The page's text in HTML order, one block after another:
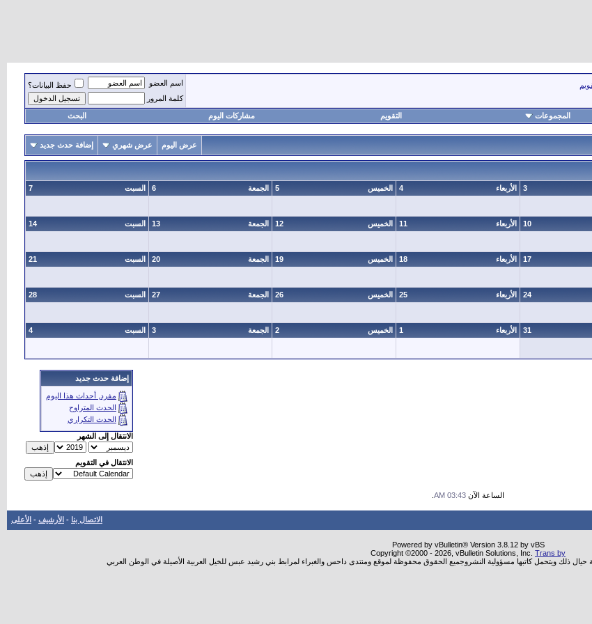
اسم العضو
حفظ البيانات؟
كلمة المرور
المجموعات التقويم مشاركات اليوم البحث
عرض اليوم عرض شهري إضافة حدث جديد
3
4 الأربعاء 5 الخميس 6 الجمعة 7 السبت
10
11 الأربعاء 12 الخميس 13 الجمعة 14 السبت
17
18 الأربعاء 19 الخميس 20 الجمعة 21 السبت
24
25 الأربعاء 26 الخميس 27 الجمعة 28 السبت
31
1 الأربعاء 2 الخميس 3 الجمعة 4 السبت
إضافة حدث جديد
مفرد, أحداث هذا اليوم
الحدث المتراوح
الحدث التكراري
الانتقال إلى الشهر
الانتقال في التقويم
الساعة الآن 03:43 AM
الاتصال بنا - الأرشيف - الأعلى
Powered by vBulletin® Version 3.8.12 by vBS
Copyright ©2000 - 2026, vBulletin Solutions, Inc. Trans by
حيال ذلك ويتحمل كاتبها مسؤولية النشروجميع الحقوق محفوظة لموقع ومنتدى داحس والغبراء لمرابط بني رشيد عبس للخيل العربية الأصيلة في الوطن العربي